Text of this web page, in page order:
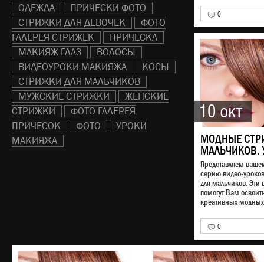
ОДЕЖДА
ПРИЧЕСКИ ФОТО
СТРИЖКИ ДЛЯ ДЕВОЧЕК
ФОТО
ГАЛЕРЕЯ СТРИЖЕК
ПРИЧЕСКА
МАКИЯЖ ГЛАЗ
ВОЛОСЫ
ВИДЕОУРОКИ МАКИЯЖА
КОСЫ
СТРИЖКИ ДЛЯ МАЛЬЧИКОВ
МУЖСКИЕ СТРИЖКИ
ЖЕНСКИЕ
СТРИЖКИ
ФОТО ГАЛЕРЕЯ
ПРИЧЕСОК
ФОТО
УРОКИ
МАКИЯЖА
0
10 окт
МОДНЫЕ
МАЛЬЧИКОВ.
Представляем
серию видео-
для мальчиков. Эти
помогут Вам
креативных
0